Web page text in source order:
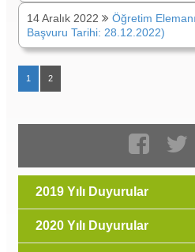
14 Aralık 2022
Öğretim
Başvuru Tarihi: 28.12.2022)
1 2
2019 Yılı Duyurular
2020 Yılı Duyurular